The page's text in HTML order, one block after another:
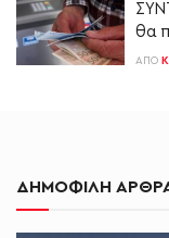
θα
ΑΠΌ
ΔΗΜΟΦΙΛΗ